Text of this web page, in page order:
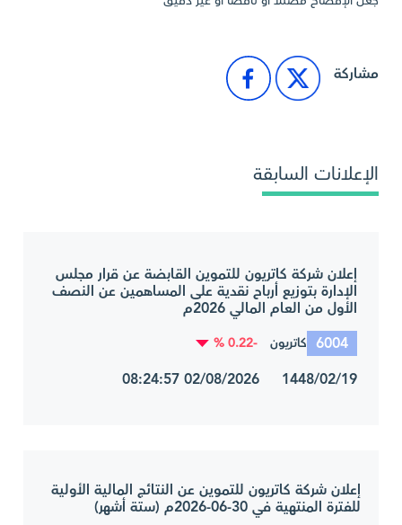
مشاركة
الإعلانات السابقة
إعلان شركة كاتريون للتموين القابضة عن قرار مجلس
الإدارة بتوزيع أرباح نقدية على المساهمين عن النصف
الأول من العام المالي 2026م
6004 كاتريون -0.22 %
1448/02/19 02/08/2026 08:24:57
إعلان شركة كاتريون للتموين عن النتائج المالية الأولية
للفترة المنتهية في 30-06-2026م (ستة أشهر)